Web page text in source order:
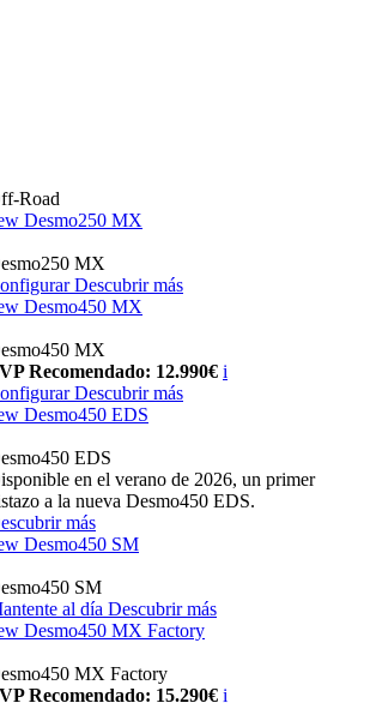
Road
Desmo250 MX
MX
Descubrir más
Desmo450 MX
MX
Recomendado: 12.990€ i
Descubrir más
Desmo450 EDS
EDS
en el verano de 2026, un primer
a la nueva Desmo450 EDS.
más
Desmo450 SM
SM
al día Descubrir más
Desmo450 MX Factory
MX Factory
Recomendado: 15.290€ i